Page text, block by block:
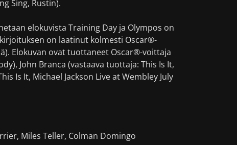
Sing, Rustin).
elokuvista Training Day ja Olympos on
on laatinut kolmesti Oscar®-
Elokuvan ovat tuottaneet Oscar®-voittaja
John Branca (vastaava tuottaja: This Is It,
Is It, Michael Jackson Live at Wembley July
Miles Teller, Colman Domingo